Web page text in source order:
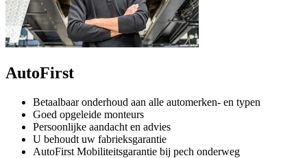
AutoFirst
Betaalbaar onderhoud aan alle automerken- en typen
Goed opgeleide monteurs
Persoonlijke aandacht en advies
U behoudt uw fabrieksgarantie
AutoFirst Mobiliteitsgarantie bij pech onderweg